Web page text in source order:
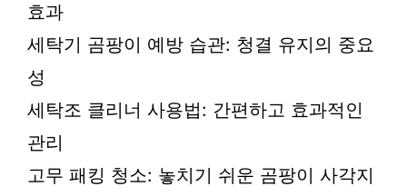
효과
세탁기 곰팡이 예방 습관: 청결 유지의 중요
성
세탁조 클리너 사용법: 간편하고 효과적인
관리
고무 패킹 청소: 놓치기 쉬운 곰팡이 사각지